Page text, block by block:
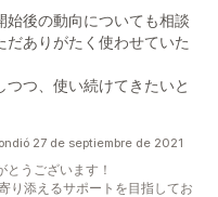
後の動向についても相談
ありがたく使わせていた
つ、使い続けてきたいと
27 de septiembre de 2021
うございます！
り添えるサポートを目指してお